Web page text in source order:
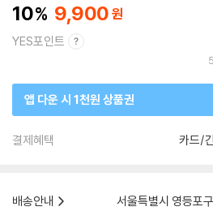
10 9,900
YES포인트
앱 다운 시 1천원 상품권
결제혜택 카드/
배송안내
서울특별시 영등포